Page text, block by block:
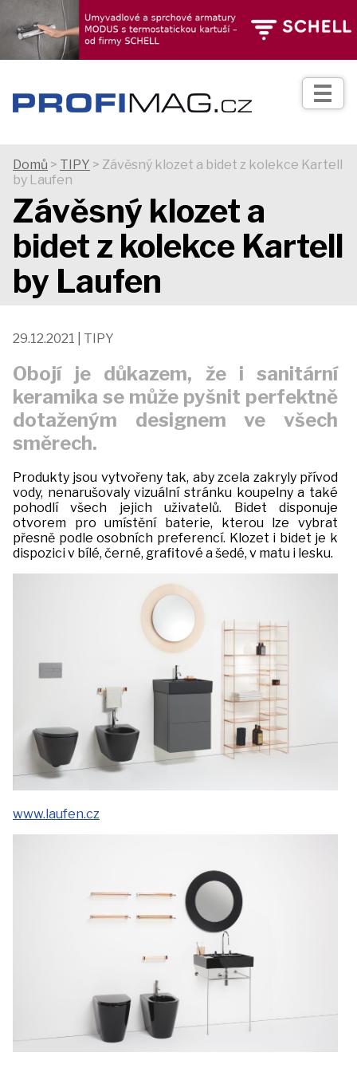
TIPY
Praxe
Fotogalerie
Produkty
Prodejní
akce
iDomo
Domů > TIPY > Závěsný klozet a bidet z kolekce Kartell
by Laufen
Závěsný klozet a
bidet z kolekce Kartell
by Laufen
29.12.2021 | TIPY
Obojí je důkazem, že i sanitární
keramika se může pyšnit perfektně
dotaženým designem ve všech
směrech.
Produkty jsou vytvořeny tak, aby zcela zakryly přívod
vody, nenarušovaly vizuální stránku koupelny a také
pohodlí všech jejich uživatelů. Bidet disponuje
otvorem pro umístění baterie, kterou lze vybrat
přesně podle osobních preferencí. Klozet i bidet je k
dispozici v bílé, černé, grafitové a šedé, v matu i lesku.
www.laufen.cz